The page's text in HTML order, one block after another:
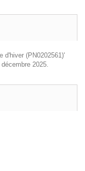
d'hiver (PN0202561)'
2025.